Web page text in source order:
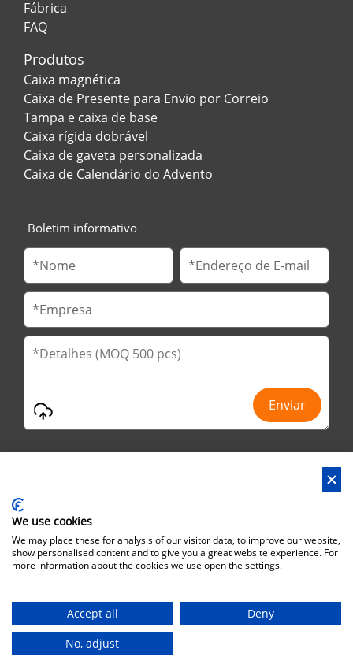
Fábrica
FAQ
Produtos
Caixa magnética
Caixa de Presente para Envio por Correio
Tampa e caixa de base
Caixa rígida dobrável
Caixa de gaveta personalizada
Caixa de Calendário do Advento
Boletim informativo
Endereço : No.29 Jinfu 2ª estrada, Huanan Ind Park, cidade de
Liaobu, cidade de Dongguan, província de Guangdong, China
Endereço do escritório : No.6 Zhuangyuan Road, Park Songshan
Direitos autorais©Brothersbox Industrial Co., Ltd. Todos os
direitos reservados. |
We use cookies
We may place these for analysis of our visitor data, to improve our website,
show personalised content and to give you a great website experience. For
more information about the cookies we use open the settings.
Accept all
Deny
No, adjust